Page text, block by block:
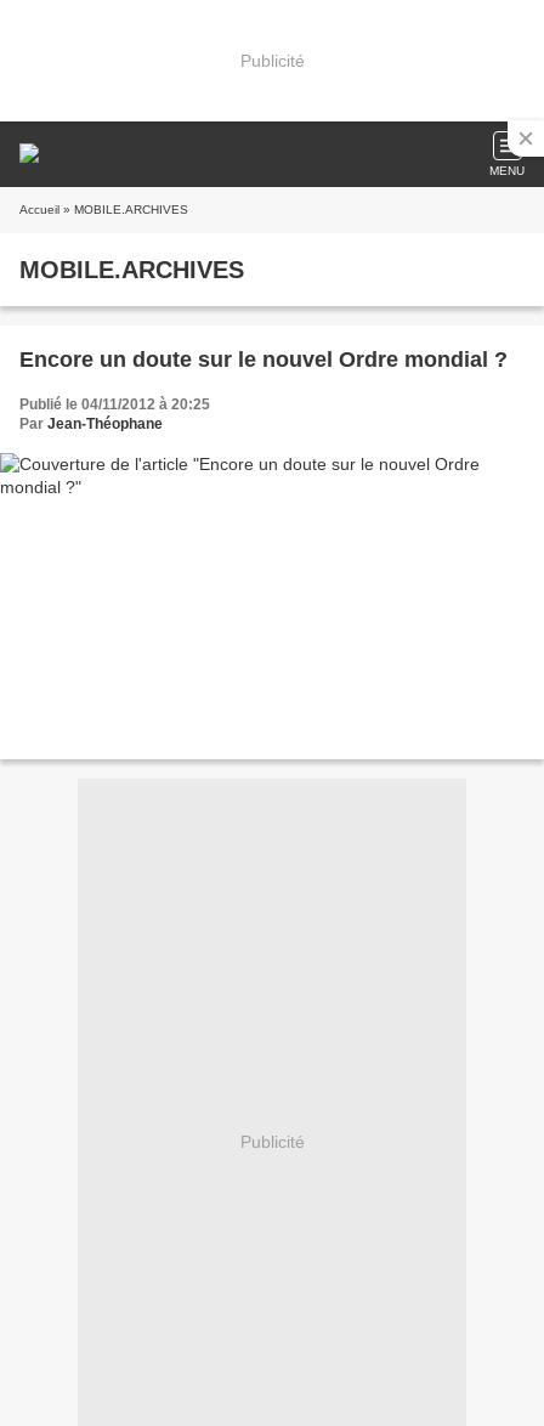
Publicité
MENU
Accueil » MOBILE.ARCHIVES
MOBILE.ARCHIVES
Encore un doute sur le nouvel Ordre mondial ?
Publié le 04/11/2012 à 20:25
Par Jean-Théophane
Publicité